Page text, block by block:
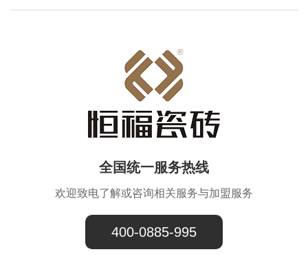
全国统一服务热线
欢迎致电了解或咨询相关服务与加盟服务
400-0885-995